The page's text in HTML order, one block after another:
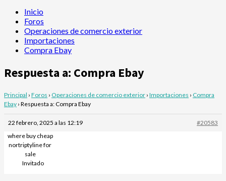
Inicio
Foros
Operaciones de comercio exterior
Importaciones
Compra Ebay
Respuesta a: Compra Ebay
Principal › Foros › Operaciones de comercio exterior › Importaciones › Compra
Ebay › Respuesta a: Compra Ebay
22 febrero, 2025 a las 12:19
#20583
where buy cheap
nortriptyline for
sale
Invitado